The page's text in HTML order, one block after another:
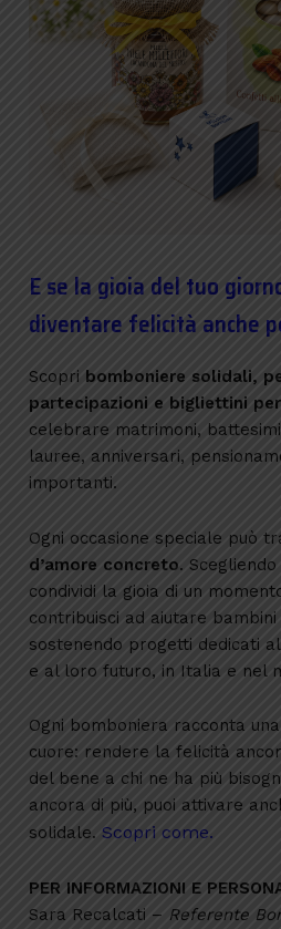
E se la gioia del tuo
diventare felicità anche
Scopri bomboniere solidali,
partecipazioni e bigliettini
celebrare matrimoni,
lauree, anniversari,
importanti.
Ogni occasione speciale può
d’amore concreto.
condividi la gioia di un
contribuisci ad aiutare
sostenendo progetti dedicati
e al loro futuro, in Italia e nel
Ogni bomboniera racconta
cuore: rendere la felicità
del bene a chi ne ha più
ancora di più, puoi attivare
solidale. Scopri come.
PER INFORMAZIONI E
Sara Recalcati – Referente